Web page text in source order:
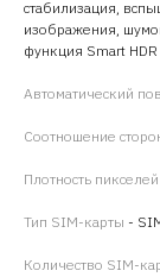
стабилизация,
изображения,
функция Smart HDR
Автоматический
Соотношение
Плотность
Тип SIM-карты -
Количество SIM-